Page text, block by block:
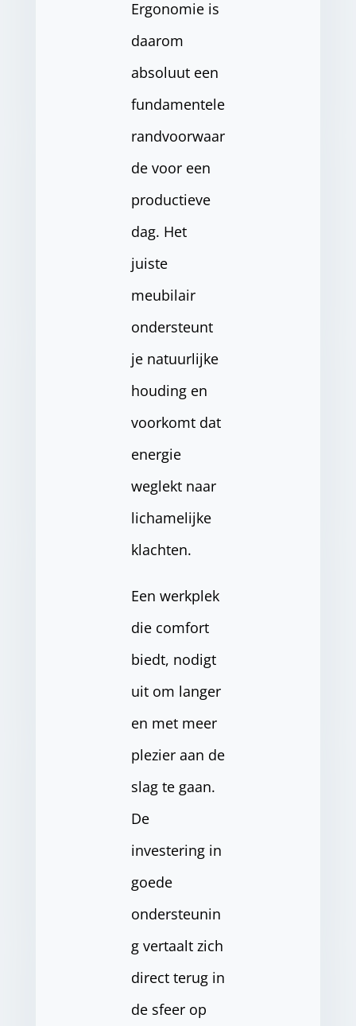
Ergonomie is
daarom
absoluut een
fundamentele
randvoorwaar
de voor een
productieve
dag. Het
juiste
meubilair
ondersteunt
je natuurlijke
houding en
voorkomt dat
energie
weglekt naar
lichamelijke
klachten.
Een werkplek
die comfort
biedt, nodigt
uit om langer
en met meer
plezier aan de
slag te gaan.
De
investering in
goede
ondersteunin
g vertaalt zich
direct terug in
de sfeer op